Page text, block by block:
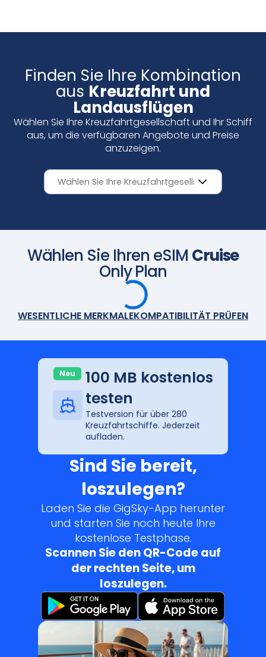
Finden Sie Ihre Kombination
aus Kreuzfahrt und
Landausflügen
Wählen Sie Ihre Kreuzfahrtgesellschaft und Ihr Schiff
aus, um die verfügbaren Angebote und Preise
anzuzeigen.
Wählen Sie Ihren eSIM Cruise
Only Plan
WESENTLICHE MERKMALEKOMPATIBILITÄT PRÜFEN
Neu
100 MB kostenlos
testen
Testversion für über 280
Kreuzfahrtschiffe. Jederzeit
aufladen.
Sind Sie bereit,
loszulegen?
Laden Sie die GigSky-App herunter
und starten Sie noch heute Ihre
kostenlose Testphase.
Scannen Sie den QR-Code auf
der rechten Seite, um
loszulegen.